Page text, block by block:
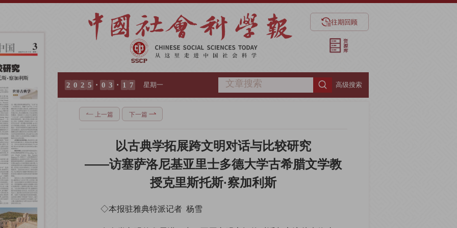
往期回顾
2 0 2 5 · 0 3 · 1 7 星期一 高级搜索
上一篇 下一篇
以古典学拓展跨文明对话与比较研究
——访塞萨洛尼基亚里士多德大学古希腊文学教
授克里斯托斯·察加利斯
◇本报驻雅典特派记者  杨雪